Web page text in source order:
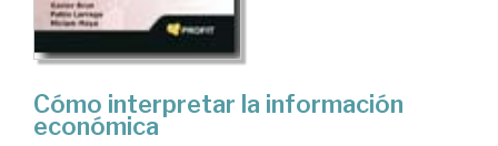
Cómo interpretar la información
económica